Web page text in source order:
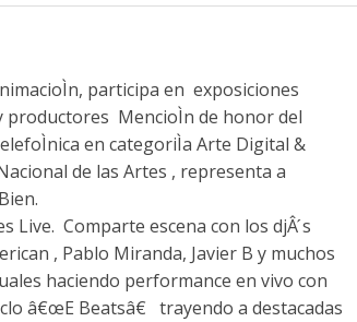
participa en exposiciones
MencioÌn de honor del
en categoriÌa Arte Digital &
de las Artes , representa a
Live. Comparte escena con los djÂ ́s
, Pablo Miranda, Javier B y muchos
haciendo performance en vivo con
â€œE Beatsâ€ trayendo a destacadas